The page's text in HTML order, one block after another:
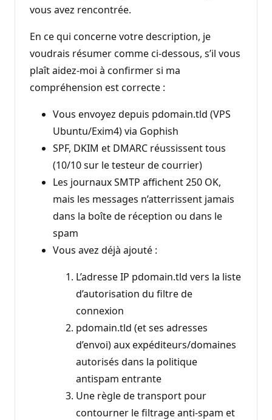
vous avez rencontrée.
En ce qui concerne votre description, je
voudrais résumer comme ci-dessous, s’il vous
plaît aidez-moi à confirmer si ma
compréhension est correcte :
Vous envoyez depuis pdomain.tld (VPS
Ubuntu/Exim4) via Gophish
SPF, DKIM et DMARC réussissent tous
(10/10 sur le testeur de courrier)
Les journaux SMTP affichent 250 OK,
mais les messages n’atterrissent jamais
dans la boîte de réception ou dans le
spam
Vous avez déjà ajouté :
L’adresse IP pdomain.tld vers la liste
d’autorisation du filtre de
connexion
pdomain.tld (et ses adresses
d’envoi) aux expéditeurs/domaines
autorisés dans la politique
antispam entrante
Une règle de transport pour
contourner le filtrage anti-spam et